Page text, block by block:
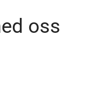
oss